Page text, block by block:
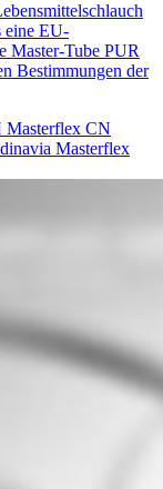
eine EU-
Master-Tube PUR
Bestimmungen der
Masterflex CN
Masterflex